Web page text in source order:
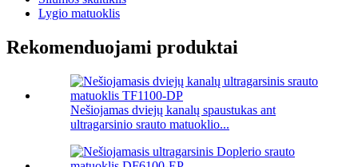
Lygio matuoklis
Rekomenduojami produktai
Nešiojamas dviejų kanalų spaustukas ant
ultragarsinio srauto matuoklio...